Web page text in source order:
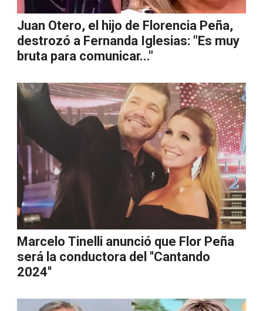
Juan Otero, el hijo de Florencia Peña,
destrozó a Fernanda Iglesias: "Es muy
bruta para comunicar..."
Marcelo Tinelli anunció que Flor Peña
será la conductora del ''Cantando
2024''